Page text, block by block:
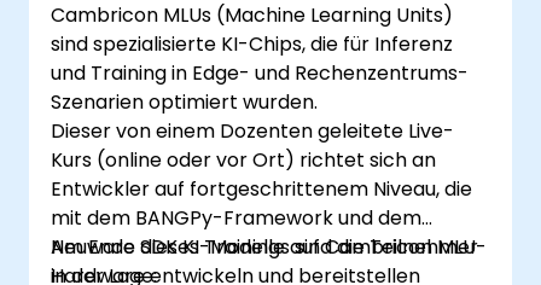
Cambricon MLUs (Machine Learning Units)
sind spezialisierte KI-Chips, die für Inferenz
und Training in Edge- und Rechenzentrums-
Szenarien optimiert wurden.
Dieser von einem Dozenten geleitete Live-
Kurs (online oder vor Ort) richtet sich an
Entwickler auf fortgeschrittenem Niveau, die
mit dem BANGPy-Framework und dem
Neuware SDK KI-Modelle auf Cambricon MLU-
Hardware entwickeln und bereitstellen
Am Ende dieses Trainings sind die Teilnehmer
in der Lage: